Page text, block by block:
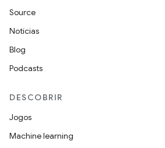
Source
Notícias
Blog
Podcasts
DESCOBRIR
Jogos
Machine learning